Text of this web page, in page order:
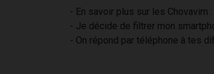
- En savoir plus sur les
- Je décide de filtrer mon
- On répond par téléphone à tes